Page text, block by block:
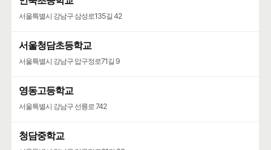
서울특별시 강남구 삼성로135길 42
서울청담초등학교
서울특별시 강남구 압구정로71길 9
영동고등학교
서울특별시 강남구 선릉로 742
청담중학교